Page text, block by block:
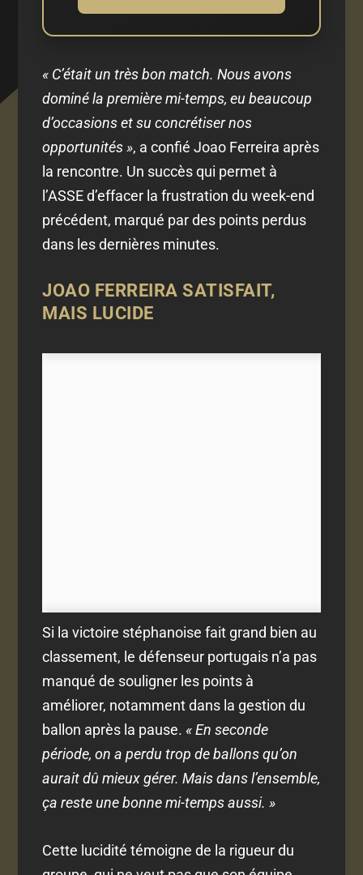
« C’était un très bon match. Nous avons
dominé la première mi-temps, eu beaucoup
d’occasions et su concrétiser nos
opportunités », a confié Joao Ferreira après
la rencontre. Un succès qui permet à
l’ASSE d’effacer la frustration du week-end
précédent, marqué par des points perdus
dans les dernières minutes.
JOAO FERREIRA SATISFAIT,
MAIS LUCIDE
Si la victoire stéphanoise fait grand bien au
classement, le défenseur portugais n’a pas
manqué de souligner les points à
améliorer, notamment dans la gestion du
ballon après la pause.« En seconde
période, on a perdu trop de ballons qu’on
aurait dû mieux gérer. Mais dans l’ensemble,
ça reste une bonne mi-temps aussi. »
Cette lucidité témoigne de la rigueur du